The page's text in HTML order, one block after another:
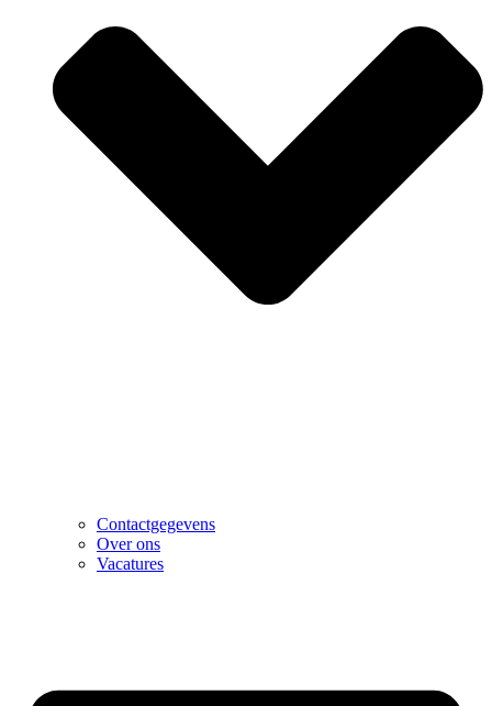
Contactgegevens
Over ons
Vacatures